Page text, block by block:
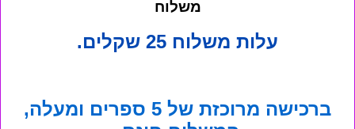
משלוח
עלות משלוח 25 שקלים.
ברכישה מרוכזת של 5 ספרים ומעלה,